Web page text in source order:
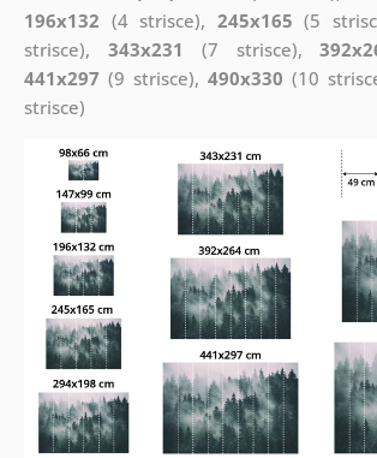
196x132 (4 strisce), 245x165 (5
strisce), 343x231 (7 strisce),
441x297 (9 strisce), 490x330 (10
strisce)